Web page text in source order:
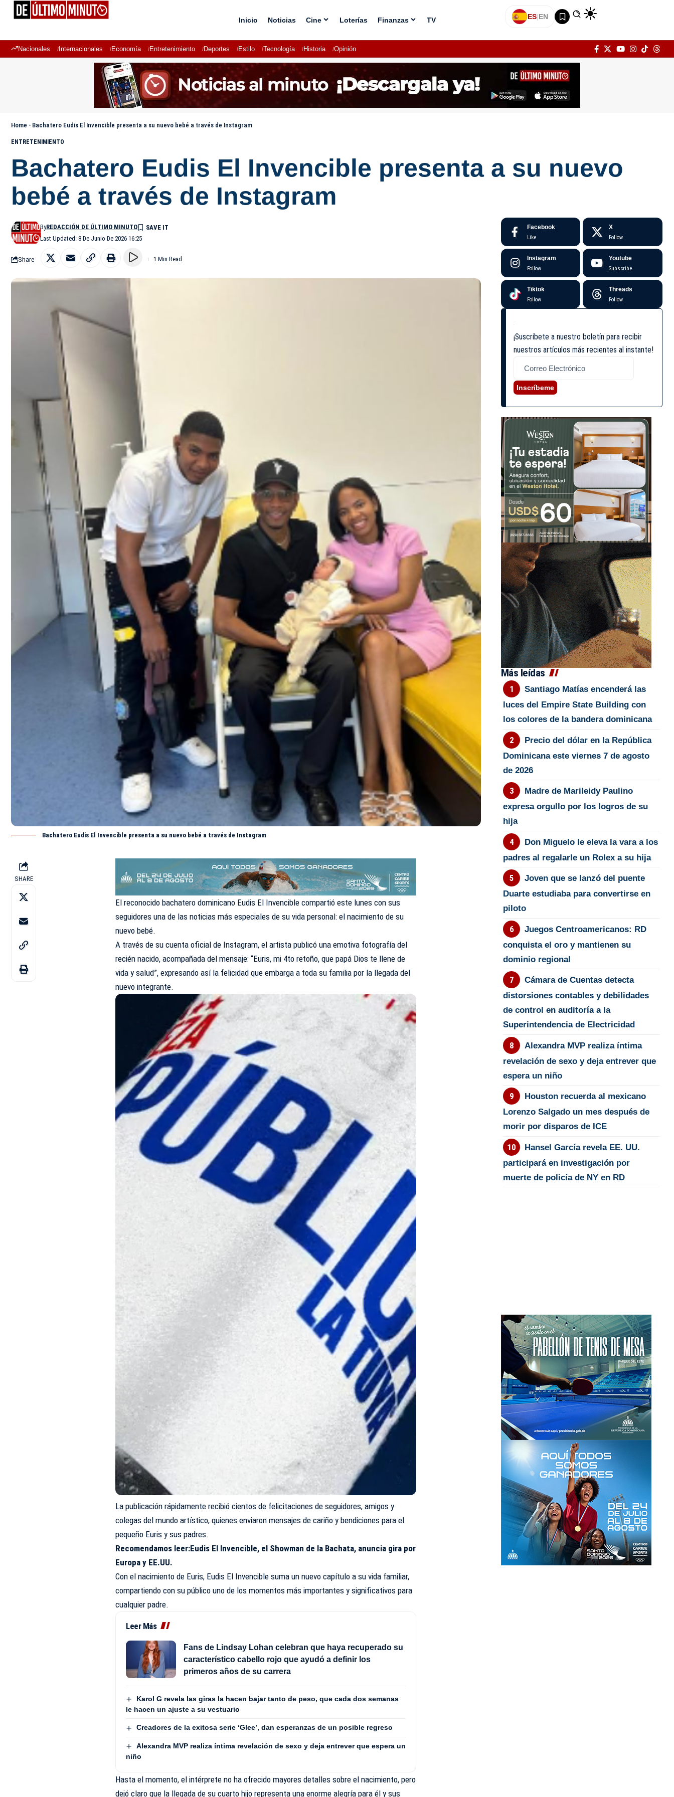
Inicio Noticias Cine Loterías Finanzas TV ES|EN
Nacionales Internacionales Economía Entretenimiento Deportes Estilo Tecnología Historia Opinión
Home - Bachatero Eudis El Invencible presenta a su nuevo bebé a través de Instagram
ENTRETENIMIENTO
Bachatero Eudis El Invencible presenta a su nuevo
bebé a través de Instagram
Last Updated: 8 De Junio De 2026 16:25
ByREDACCIÓN DE ÚLTIMO MINUTO
Share 1 Min Read
Bachatero Eudis El Invencible presenta a su nuevo bebé a través de Instagram
SHARE
El reconocido bachatero dominicano Eudis El Invencible compartió este lunes con sus
seguidores una de las noticias más especiales de su vida personal: el nacimiento de su
nuevo bebé.
A través de su cuenta oficial de Instagram, el artista publicó una emotiva fotografía del
recién nacido, acompañada del mensaje: “Euris, mi 4to retoño, que papá Dios te llene de
vida y salud”, expresando así la felicidad que embarga a toda su familia por la llegada del
nuevo integrante.
La publicación rápidamente recibió cientos de felicitaciones de seguidores, amigos y
colegas del mundo artístico, quienes enviaron mensajes de cariño y bendiciones para el
pequeño Euris y sus padres.
Recomendamos leer:Eudis El Invencible, el Showman de la Bachata, anuncia gira por
Europa y EE.UU.
Con el nacimiento de Euris, Eudis El Invencible suma un nuevo capítulo a su vida familiar,
compartiendo con su público uno de los momentos más importantes y significativos para
cualquier padre.
Leer Más
Fans de Lindsay Lohan celebran que haya recuperado su
característico cabello rojo que ayudó a definir los
primeros años de su carrera
Karol G revela las giras la hacen bajar tanto de peso, que cada dos semanas
le hacen un ajuste a su vestuario
Creadores de la exitosa serie ‘Glee’, dan esperanzas de un posible regreso
Alexandra MVP realiza íntima revelación de sexo y deja entrever que espera un
niño
Hasta el momento, el intérprete no ha ofrecido mayores detalles sobre el nacimiento, pero
dejó claro que la llegada de su cuarto hijo representa una enorme alegría para él y sus
Facebook
Like
X
Follow
Instagram
Follow
Youtube
Subscribe
Tiktok
Follow
Threads
Follow
¡Suscríbete a nuestro boletín para recibir
nuestros artículos más recientes al instante!
Inscríbeme
Más leídas
Santiago Matías encenderá las
luces del Empire State Building con
los colores de la bandera dominicana
Precio del dólar en la República
Dominicana este viernes 7 de agosto
de 2026
Madre de Marileidy Paulino
expresa orgullo por los logros de su
hija
Don Miguelo le eleva la vara a los
padres al regalarle un Rolex a su hija
Joven que se lanzó del puente
Duarte estudiaba para convertirse en
piloto
Juegos Centroamericanos: RD
conquista el oro y mantienen su
dominio regional
Cámara de Cuentas detecta
distorsiones contables y debilidades
de control en auditoría a la
Superintendencia de Electricidad
Alexandra MVP realiza íntima
revelación de sexo y deja entrever que
espera un niño
Houston recuerda al mexicano
Lorenzo Salgado un mes después de
morir por disparos de ICE
Hansel García revela EE. UU.
participará en investigación por
muerte de policía de NY en RD